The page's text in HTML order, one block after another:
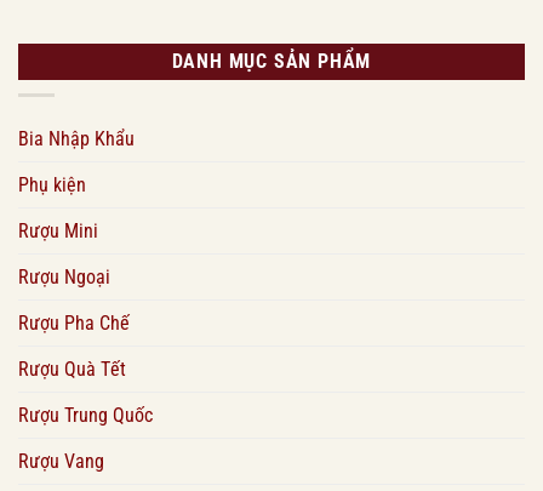
DANH MỤC SẢN PHẨM
Bia Nhập Khẩu
Phụ kiện
Rượu Mini
Rượu Ngoại
Rượu Pha Chế
Rượu Quà Tết
Rượu Trung Quốc
Rượu Vang